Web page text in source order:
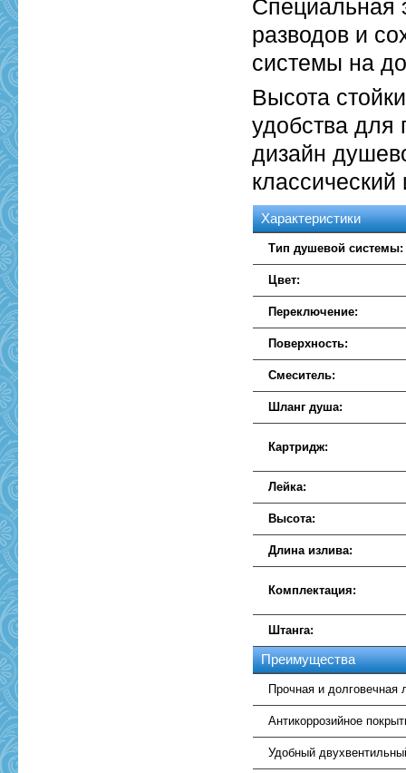
Специальная
разводов и
системы на
Высота
удобства для
дизайн
классический
Характеристики
Тип душевой системы:
Цвет:
Переключение:
Поверхность:
Смеситель:
Шланг душа:
Картридж:
Лейка:
Высота:
Длина излива:
Комплектация:
Штанга:
Преимущества
Прочная и долговечная
Антикоррозийное
Удобный